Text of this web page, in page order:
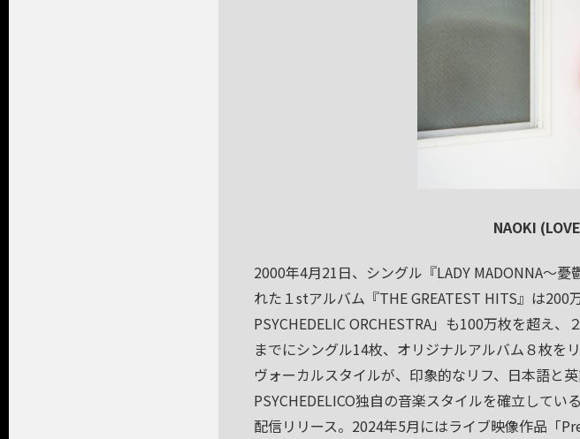
NAOKI
2000年4月21日、シングル『LADY MADONNA～
れた１stアルバム『THE GREATEST HITS』は
PSYCHEDELIC ORCHESTRA」も100万枚を超え
までにシングル14枚、オリジナルアルバム８枚を
ヴォーカルスタイルが、印象的なリフ、日本語と
PSYCHEDELICO独自の音楽スタイルを確立して
配信リリース。2024年5月にはライブ映像作品「